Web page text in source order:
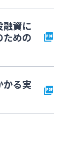
融資に
ための
かる実